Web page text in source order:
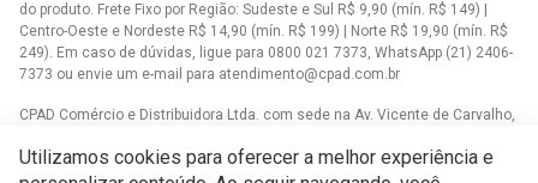
do produto. Frete Fixo por Região: Sudeste e Sul R$ 9,90 (mín. R$ 149) |
Centro-Oeste e Nordeste R$ 14,90 (mín. R$ 199) | Norte R$ 19,90 (mín. R$
249). Em caso de dúvidas, ligue para 0800 021 7373, WhatsApp (21) 2406-
7373 ou envie um e-mail para atendimento@cpad.com.br
CPAD Comércio e Distribuidora Ltda. com sede na Av. Vicente de Carvalho,
Casa Publicadora das Assembleias de Deus com sede na Av. Brasil,
Utilizamos cookies para oferecer a melhor experiência e